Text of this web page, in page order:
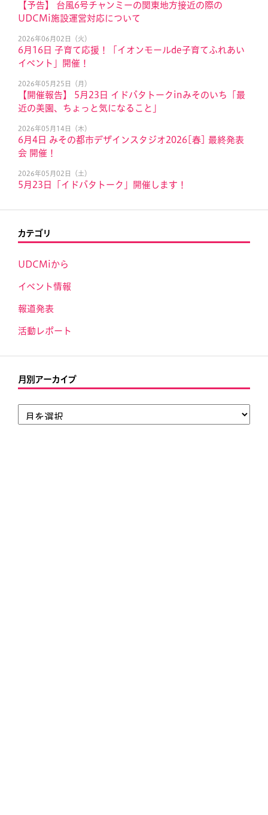
【予告】 台風6号チャンミーの関東地方接近の際の
UDCMi施設運営対応について
2026年06月02日（火）
6月16日 子育て応援！「イオンモールde子育てふれあい
イベント」開催！
2026年05月25日（月）
【開催報告】 5月23日 イドバタトークinみそのいち「最
近の美園、ちょっと気になること」
2026年05月14日（木）
6月4日 みその都市デザインスタジオ2026[春] 最終発表
会 開催！
2026年05月02日（土）
5月23日「イドバタトーク」開催します！
カテゴリ
UDCMiから
イベント情報
報道発表
活動レポート
月別アーカイブ